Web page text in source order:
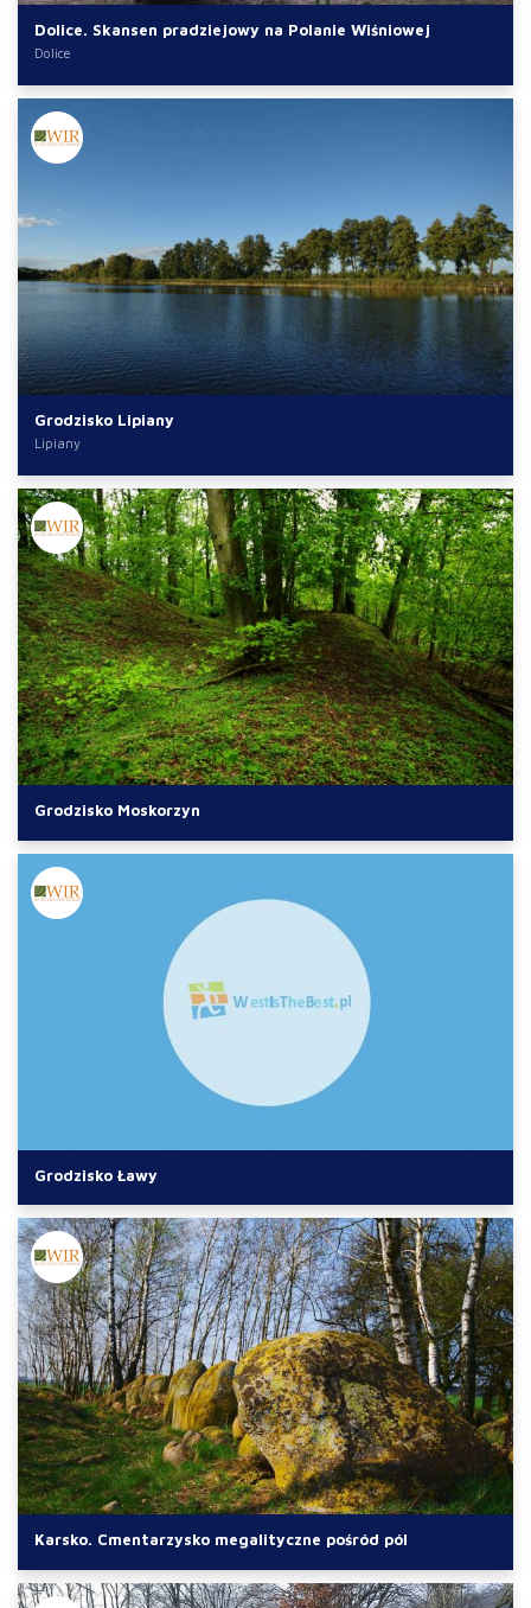
Dolice. Skansen pradziejowy na Polanie Wiśniowej
Dolice
Grodzisko Lipiany
Lipiany
Grodzisko Moskorzyn
Grodzisko Ławy
Karsko. Cmentarzysko megalityczne pośród pól